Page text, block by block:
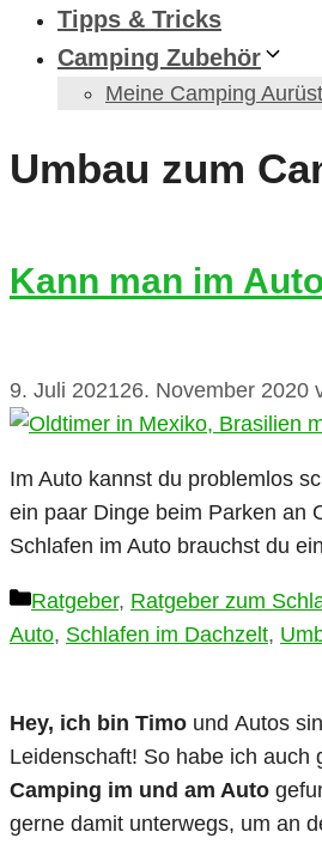
Tipps & Tricks
Camping Zubehör
Meine Camping
Umbau zum
Kann man im
9. Juli 202126. November 2020
Im Auto kannst du problemlos
ein paar Dinge beim Parken an
Schlafen im Auto brauchst du
Kategorien
Ratgeber, Ratgeber zum
Auto, Schlafen im Dachzelt,
Hey, ich bin Timo und Autos
Leidenschaft! So habe ich auch
Camping im und am Auto
gerne damit unterwegs, um an